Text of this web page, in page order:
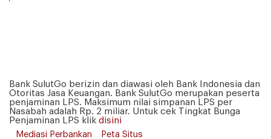
Bank SulutGo berizin dan diawasi oleh Bank Indonesia dan
Otoritas Jasa Keuangan. Bank SulutGo merupakan peserta
penjaminan LPS. Maksimum nilai simpanan LPS per
Nasabah adalah Rp. 2 miliar. Untuk cek Tingkat Bunga
Penjaminan LPS klik disini
Mediasi Perbankan
Peta Situs